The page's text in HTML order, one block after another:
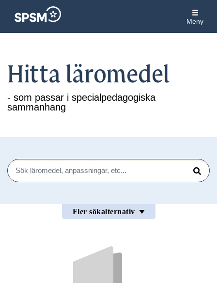
Meny
Hitta läromedel
- som passar i specialpedagogiska
sammanhang
Sök
Sök
Fler sökalternativ